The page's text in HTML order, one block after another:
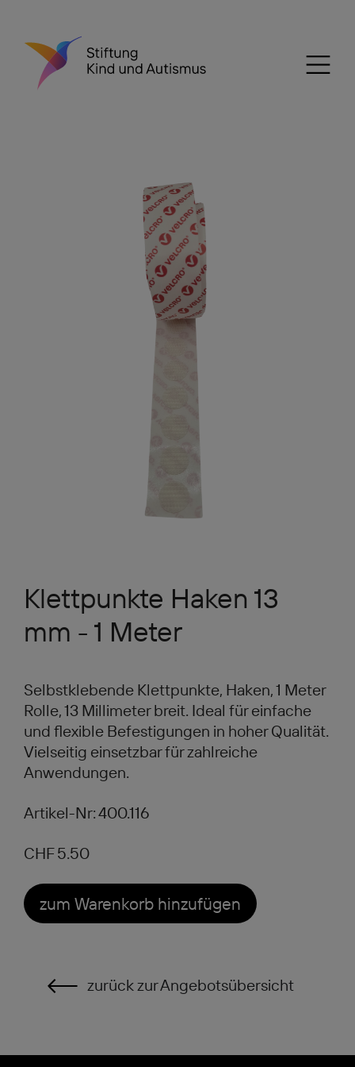
Klettpunkte Haken 13
mm - 1 Meter
Selbstklebende Klettpunkte, Haken, 1 Meter
Rolle, 13 Millimeter breit. Ideal für einfache
und flexible Befestigungen in hoher Qualität.
Vielseitig einsetzbar für zahlreiche
Anwendungen.
Artikel-Nr: 400.116
CHF 5.50
zum Warenkorb hinzufügen
zurück zur Angebotsübersicht